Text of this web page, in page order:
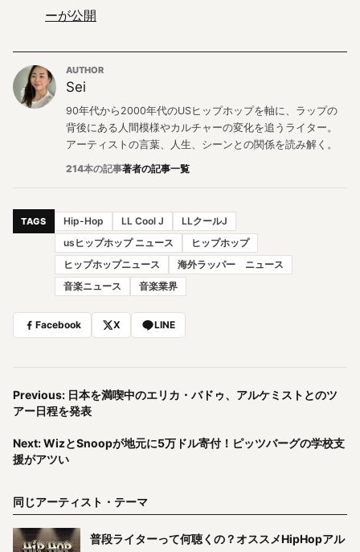
ーが公開
AUTHOR
Sei
90年代から2000年代のUSヒップホップを軸に、ラップの
背後にある人間模様やカルチャーの変化を追うライター。
アーティストの言葉、人生、シーンとの関係を読み解く。
214本の記事著者の記事一覧
TAGS Hip-Hop LL Cool J
LLクールJ
usヒップホップ ニュース
ヒップホップ
ヒップホップニュース
海外ラッパー ニュース
音楽ニュース
音楽業界
Facebook X LINE
Previous: 日本を満喫中のエリカ・バドゥ、アルケミストとのツ
アー日程を発表
Next: WizとSnoopが地元に5万ドル寄付！ピッツバーグの学校支
援がアツい
同じアーティスト・テーマ
普段ライターって何聴くの？オススメHipHopアル